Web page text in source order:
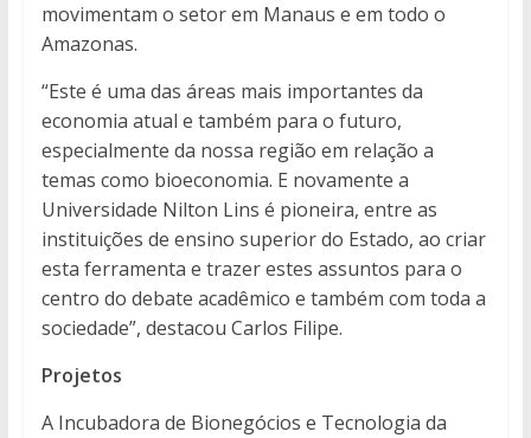
movimentam o setor em Manaus e em todo o
Amazonas.
“Este é uma das áreas mais importantes da
economia atual e também para o futuro,
especialmente da nossa região em relação a
temas como bioeconomia. E novamente a
Universidade Nilton Lins é pioneira, entre as
instituições de ensino superior do Estado, ao criar
esta ferramenta e trazer estes assuntos para o
centro do debate acadêmico e também com toda a
sociedade”, destacou Carlos Filipe.
Projetos
A Incubadora de Bionegócios e Tecnologia da